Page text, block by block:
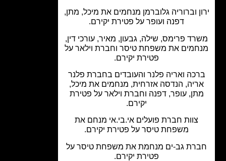
וברוריה גלוברמן מנחמים את מיכל, מתן,
דפנה ועופר על פטירת יקירם.
פרימס, שילה, גבעון, מאיר, עורכי דין,
את משפחת טיסר וחברת וילאר על
פטירת יקירם.
ואריה פלנר והעובדים בחברת פלנר
הנדסה אזרחית, מנחמים את מיכל,
עופר, דפנה וחברת וילאר על פטירת
צוות חברת פועלים אי.בי.אי מנחם את
משפחת טיסר על פטירת יקירם.
גב-ים מנחמת את משפחת טיסר על
פטירת יקירם.